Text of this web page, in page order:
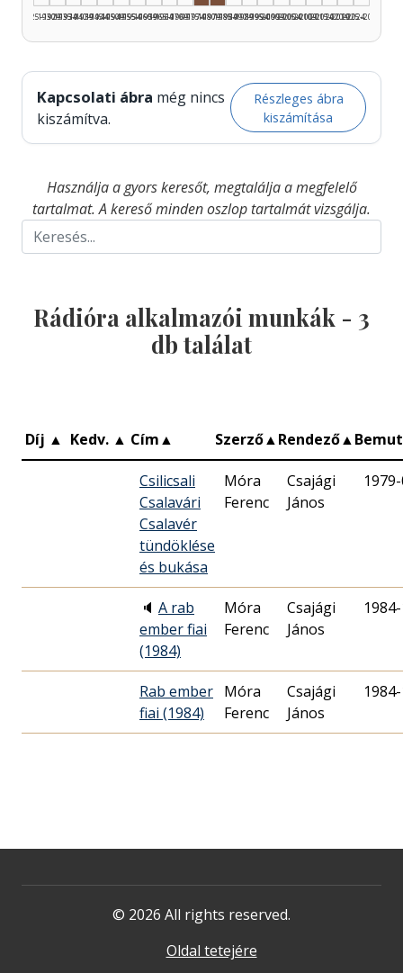
1925–1929
1930–1934
1935–1939
1940–1944
1945–1949
1950–1954
1955–1959
1960–1964
1965–1969
1970–1974
1975–1979
1980–1984
1985–1989
1990–1994
1995–1999
2000–2004
2005–2009
2010–2014
2015–2019
2020–2024
2025–2026
Kapcsolati ábra még nincs
kiszámítva.
Részleges ábra
kiszámítása
Használja a gyors keresőt, megtalálja a megfelelő
tartalmat. A kereső minden oszlop tartalmát vizsgálja.
Rádióra alkalmazói munkák - 3
db találat
Díj ▲ Kedv. ▲ Cím▲ Szerző▲Rendező▲
Csilicsali
Csalavári
Csalavér
tündöklése
és bukása
Móra
Ferenc
Csajági
János
🔈 A rab
ember fiai
(1984)
Móra
Ferenc
Csajági
János
Rab ember
fiai (1984)
Móra
Ferenc
Csajági
János
© 2026 All rights reserved.
Oldal tetejére